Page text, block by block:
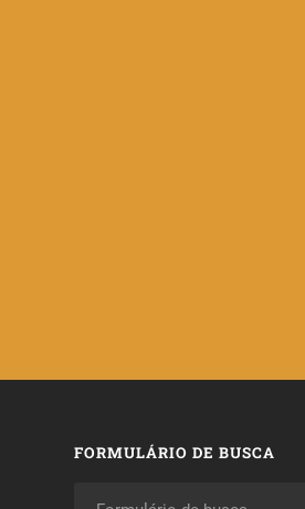
FORMULÁRIO DE BUSCA